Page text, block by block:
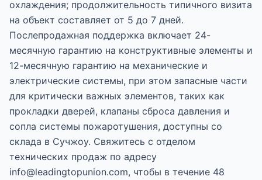
охлаждения; продолжительность типичного визита
на объект составляет от 5 до 7 дней.
Послепродажная поддержка включает 24-
месячную гарантию на конструктивные элементы и
12-месячную гарантию на механические и
электрические системы, при этом запасные части
для критически важных элементов, таких как
прокладки дверей, клапаны сброса давления и
сопла системы пожаротушения, доступны со
склада в Сучжоу. Свяжитесь с отделом
технических продаж по адресу
info@leadingtopunion.com, чтобы в течение 48